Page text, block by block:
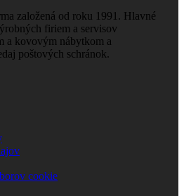
založená od roku 1991. Hlavné
firiem a servisov
a kovovým nábytkom a
poštových schránok.
cookie